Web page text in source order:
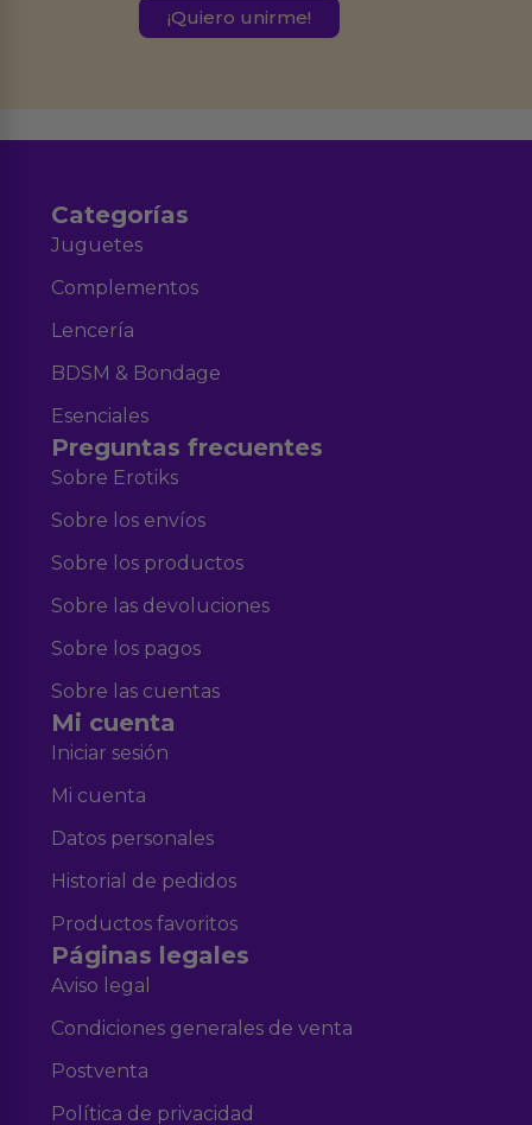
Destinatarios:Ferran Roig Muñoz. Podrás ejercer tus
Categorías
Juguetes
Complementos
Lencería
BDSM & Bondage
Esenciales
Preguntas frecuentes
Sobre Erotiks
Sobre los envíos
Sobre los productos
Sobre las devoluciones
Sobre los pagos
Sobre las cuentas
Mi cuenta
Iniciar sesión
Mi cuenta
Datos personales
Historial de pedidos
Productos favoritos
Páginas legales
Aviso legal
Condiciones generales de venta
Postventa
Política de privacidad